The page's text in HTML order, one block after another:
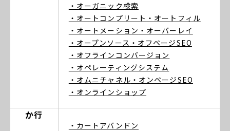
・オーガニック検索
・オートコンプリート ・オートフィル
・オートメーション ・オーバーレイ
・オープンソース ・オフページSEO
・オフラインコンバージョン
・オペレーティングシステム
・オムニチャネル ・オンページSEO
・オンラインショップ
か行
・カートアバンドン